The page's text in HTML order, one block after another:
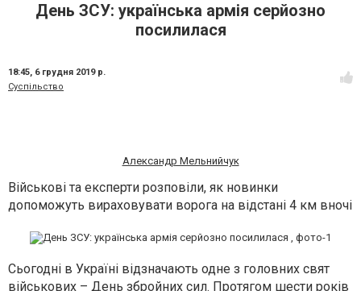
День ЗСУ: українська армія серйозно
посилилася
18:45, 6 грудня 2019 р.
Суспільство
Александр Мельнийчук
Військові та експерти розповіли, як новинки
допоможуть вираховувати ворога на відстані 4 км вночі
Сьогодні в Україні відзначають одне з головних свят
військових – День збройних сил. Протягом шести років